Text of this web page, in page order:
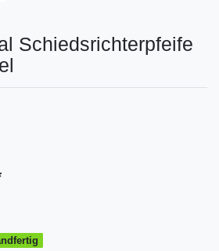
Schiedsrichterpfeife